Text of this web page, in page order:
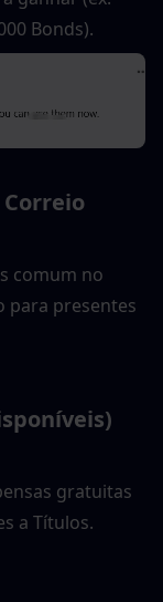
Bonds).
comum no
para presentes
gratuitas
a Títulos.